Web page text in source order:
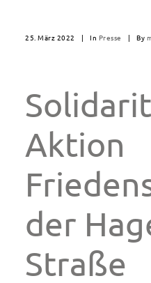
25. März 2022 | In Presse | By
Aktion
der
Straße